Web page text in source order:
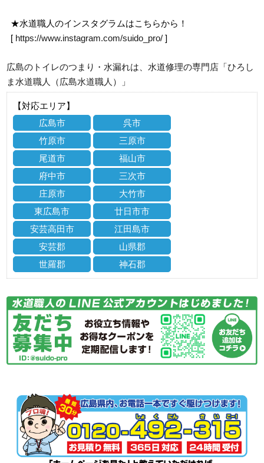
★水道職人のインスタグラムはこちらから！
[ https://www.instagram.com/suido_pro/ ]
広島のトイレのつまり・水漏れは、水道修理の専門店「ひろし
ま水道職人（広島水道職人）」
【対応エリア】
広島市
呉市
竹原市
三原市
尾道市
福山市
府中市
三次市
庄原市
大竹市
東広島市
廿日市市
安芸高田市
江田島市
安芸郡
山県郡
世羅郡
神石郡